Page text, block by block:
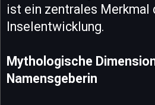
ist ein zentrales Merkmal
Inselentwicklung.
Mythologische
Namensgeberin